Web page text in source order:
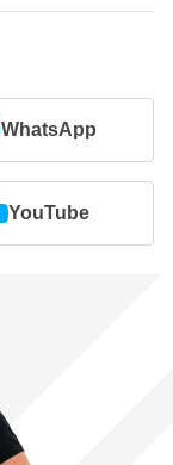
WhatsApp
YouTube